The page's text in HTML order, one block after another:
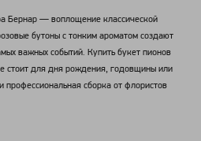
Бернар — воплощение классической
бутоны с тонким ароматом создают
важных событий. Купить букет пионов
стоит для дня рождения, годовщины или
сборка от флористов